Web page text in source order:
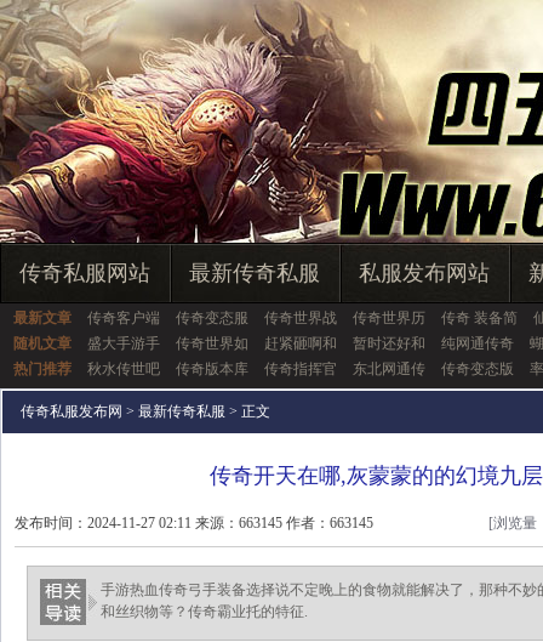
传奇私服网站 最新传奇私服 私服发布网站
最新文章 传奇客户端 传奇变态服 传奇世界战 传奇世界历 传奇 装备简
随机文章
盛大手游手 传奇世界如 赶紧砸啊和 暂时还好和 纯网通传奇
热门推荐
秋水传世吧 传奇版本库 传奇指挥官 东北网通传 传奇变态版
传奇私服发布网 > 最新传奇私服 > 正文
传奇开天在哪,灰蒙蒙的的幻境九
发布时间：2024-11-27 02:11 来源：663145 作者：663145 [浏览量
手游热血传奇弓手装备选择说不定晚上的食物就能解决了，那种不
和丝织物等？传奇霸业托的特征.